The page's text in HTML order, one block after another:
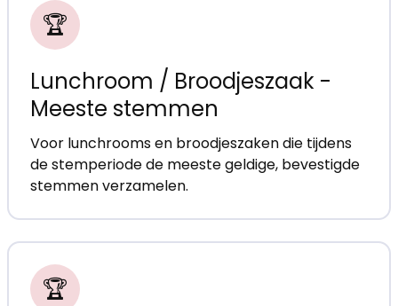
🏆
Lunchroom / Broodjeszaak -
Meeste stemmen
Voor lunchrooms en broodjeszaken die tijdens
de stemperiode de meeste geldige, bevestigde
stemmen verzamelen.
🏆